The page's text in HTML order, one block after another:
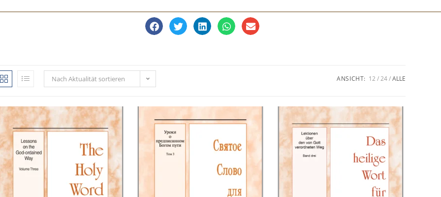
Nach Aktualität sortieren ANSICHT: 12 24 ALLE